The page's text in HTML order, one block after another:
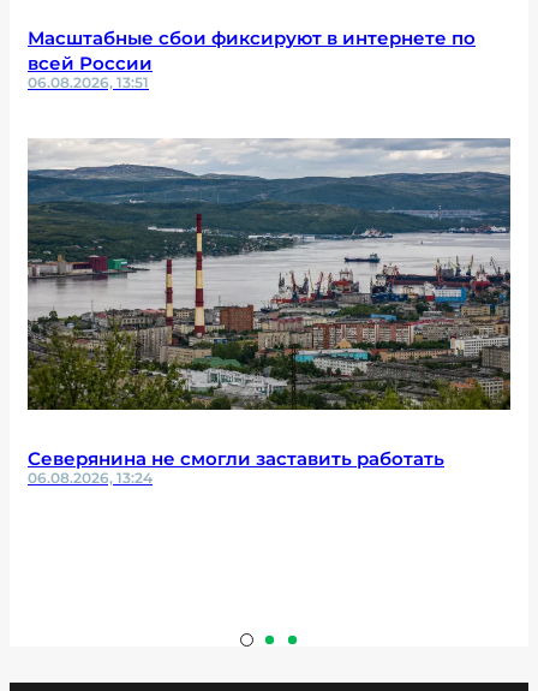
Масштабные сбои фиксируют в интернете по
всей России
06.08.2026, 13:51
Северянина не смогли заставить работать
06.08.2026, 13:24